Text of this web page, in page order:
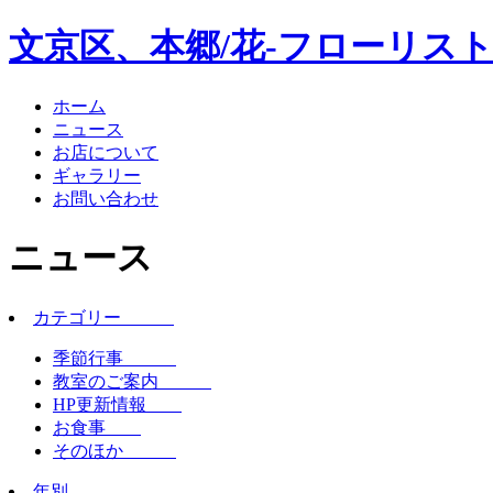
文京区、本郷/花-フローリス
ホーム
ニュース
お店について
ギャラリー
お問い合わせ
ニュース
カテゴリー
季節行事
教室のご案内
HP更新情報
お食事
そのほか